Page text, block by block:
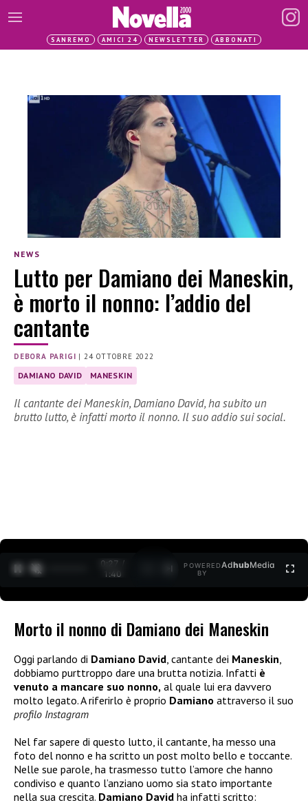
SANREMO AMICI 24 NEWSLETTER ABBONATI
NEWS
Lutto per Damiano dei Maneskin,
è morto il nonno: l’addio del
cantante
DEBORA PARIGI | 24 OTTOBRE 2022
DAMIANO DAVID MANESKIN
Il cantante dei Maneskin, Damiano David, ha subito un
brutto lutto, è infatti morto il nonno. Il suo addio sui social.
0:27 /
1:40
POWERED
BY
AdhubMedia
Morto il nonno di Damiano dei Maneskin
Oggi parlando di Damiano David, cantante dei Maneskin,
dobbiamo purttroppo dare una brutta notizia. Infatti è
venuto a mancare suo nonno, al quale lui era davvero
molto legato. A riferirlo è proprio Damiano attraverso il suo
profilo Instagram
Nel far sapere di questo lutto, il cantante, ha messo una
foto del nonno e ha scritto un post molto bello e toccante.
Nelle sue parole, ha trasmesso tutto l’amore che hanno
condiviso e quanto l’anziano uomo sia stato importante
nella sua crescita. Damiano David ha infatti scritto: